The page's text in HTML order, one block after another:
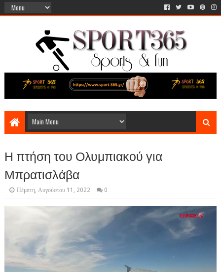
Η πτήση του Ολυμπιακού για
Μπρατισλάβα
Πέμπτη, Αυγούστου 11, 2022 0